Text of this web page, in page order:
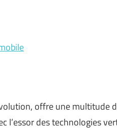
offre une multitude
l’essor des technologies